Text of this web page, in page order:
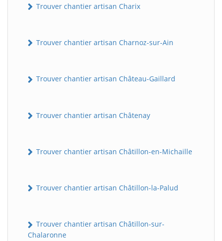
Trouver chantier artisan Charix
Trouver chantier artisan Charnoz-sur-Ain
Trouver chantier artisan Château-Gaillard
Trouver chantier artisan Châtenay
Trouver chantier artisan Châtillon-en-Michaille
Trouver chantier artisan Châtillon-la-Palud
Trouver chantier artisan Châtillon-sur-
Chalaronne